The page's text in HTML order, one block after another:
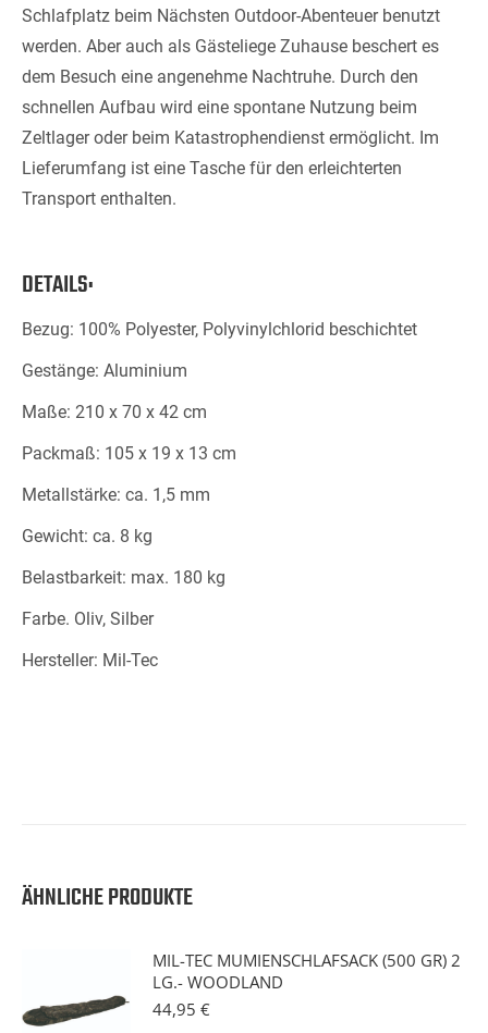
Schlafplatz beim Nächsten Outdoor-Abenteuer benutzt
werden. Aber auch als Gästeliege Zuhause beschert es
dem Besuch eine angenehme Nachtruhe. Durch den
schnellen Aufbau wird eine spontane Nutzung beim
Zeltlager oder beim Katastrophendienst ermöglicht. Im
Lieferumfang ist eine Tasche für den erleichterten
Transport enthalten.
DETAILS:
Bezug: 100% Polyester, Polyvinylchlorid beschichtet
Gestänge: Aluminium
Maße: 210 x 70 x 42 cm
Packmaß: 105 x 19 x 13 cm
Metallstärke: ca. 1,5 mm
Gewicht: ca. 8 kg
Belastbarkeit: max. 180 kg
Farbe. Oliv, Silber
Hersteller: Mil-Tec
ÄHNLICHE PRODUKTE
MIL-TEC MUMIENSCHLAFSACK (500 GR) 2
LG.- WOODLAND
44,95 €